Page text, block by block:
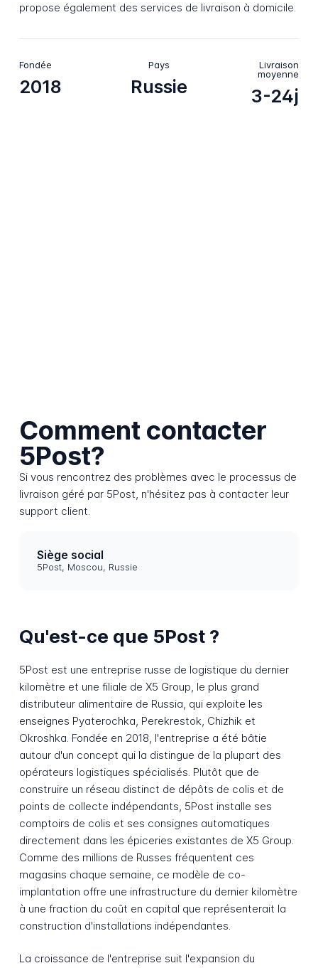
propose également des services de livraison à domicile.
Fondée
2018
Pays
Russie
Livraison
moyenne
3-24j
Comment contacter
5Post?
Si vous rencontrez des problèmes avec le processus de
livraison géré par 5Post, n'hésitez pas à contacter leur
support client.
Siège social
5Post, Moscou, Russie
Qu'est-ce que 5Post ?
5Post est une entreprise russe de logistique du dernier
kilomètre et une filiale de X5 Group, le plus grand
distributeur alimentaire de Russia, qui exploite les
enseignes Pyaterochka, Perekrestok, Chizhik et
Okroshka. Fondée en 2018, l'entreprise a été bâtie
autour d'un concept qui la distingue de la plupart des
opérateurs logistiques spécialisés. Plutôt que de
construire un réseau distinct de dépôts de colis et de
points de collecte indépendants, 5Post installe ses
comptoirs de colis et ses consignes automatiques
directement dans les épiceries existantes de X5 Group.
Comme des millions de Russes fréquentent ces
magasins chaque semaine, ce modèle de co-
implantation offre une infrastructure du dernier kilomètre
à une fraction du coût en capital que représenterait la
construction d'installations indépendantes.
La croissance de l'entreprise suit l'expansion du